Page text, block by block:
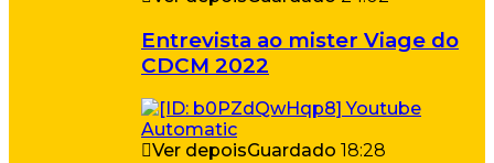
Entrevista ao mister Viage do
CDCM 2022
Ver depoisGuardado 18:28